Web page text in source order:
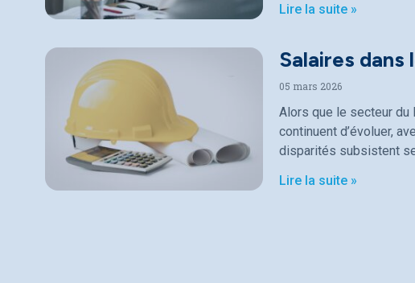
Lire la suite »
Salaires dans
05 mars 2026
Alors que le secteur du
continuent d’évoluer,
disparités subsistent
Lire la suite »